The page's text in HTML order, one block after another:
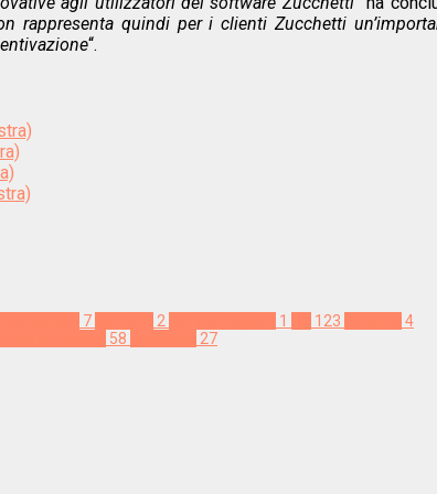
rappresenta quindi per i clienti Zucchetti
“.
7 2 1 123
4
58 27